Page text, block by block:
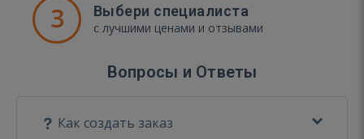
3 Выбери специалиста
с лучшими ценами и отзывами
Вопросы и Ответы
Как создать заказ